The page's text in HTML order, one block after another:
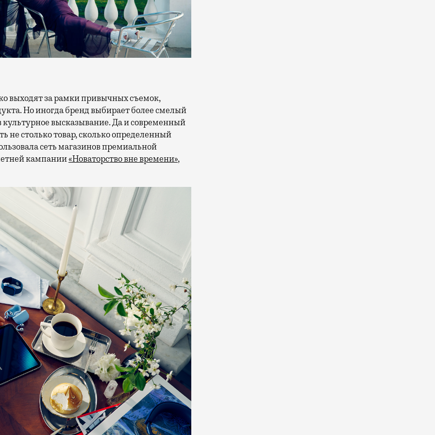
Но иногда бренд выбирает более смелый
высказывание. Да и современный
не столько товар, сколько определенный
сеть магазинов премиальной
кампании«Новаторство вне времени»,